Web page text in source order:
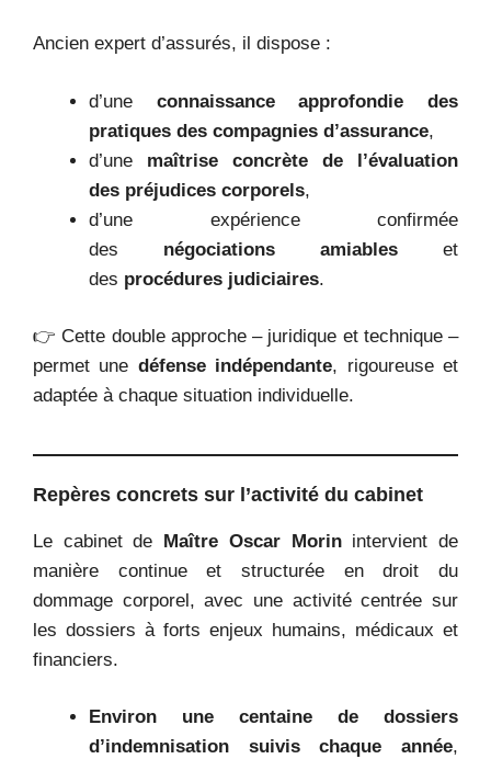
Ancien expert d’assurés, il dispose :
d’une connaissance approfondie des
pratiques des compagnies d’assurance,
d’une maîtrise concrète de l’évaluation
des préjudices corporels,
d’une expérience confirmée
des négociations amiables et
des procédures judiciaires.
👉 Cette double approche – juridique et technique –
permet une défense indépendante, rigoureuse et
adaptée à chaque situation individuelle.
Repères concrets sur l’activité du cabinet
Le cabinet de Maître Oscar Morinintervient de
manière continue et structurée en droit du
dommage corporel, avec une activité centrée sur
les dossiers à forts enjeux humains, médicaux et
financiers.
Environ une centaine de dossiers
d’indemnisation suivis chaque année,